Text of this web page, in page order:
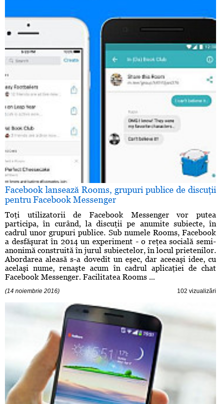
Facebook lansează Rooms, grupuri publice de discuţii
pentru Facebook Messenger
Toţi utilizatorii de Facebook Messenger vor putea
participa, în curând, la discuţii pe anumite subiecte, în
cadrul unor grupuri publice. Sub numele Rooms, Facebook
a desfăşurat în 2014 un experiment - o reţea socială semi-
anonimă construită în jurul subiectelor, în locul prietenilor.
Abordarea aleasă s-a dovedit un eşec, dar aceeaşi idee, cu
acelaşi nume, renaşte acum în cadrul aplicaţiei de chat
Facebook Messenger. Facilitatea Rooms ...
(14 noiembrie 2016) 102 vizualizări